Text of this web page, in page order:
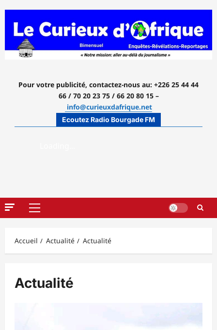
contenu
Pour votre publicité, contactez-nous au: +226 25 44 44
66 / 70 20 23 75 / 66 20 80 15 –
info@curieuxdafrique.net
Ecoutez Radio Bourgade FM
Menu
Accueil
Actualité Actualité
Actualité